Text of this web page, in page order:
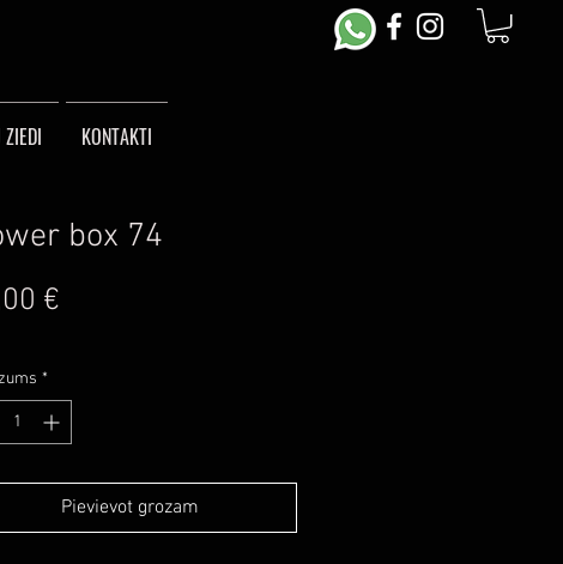
KONTAKTI
box 74
€
*
Pievievot grozam